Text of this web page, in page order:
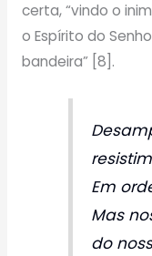
certa, “vindo o
o Espírito do
bandeira” [8].
Em
Mas
do